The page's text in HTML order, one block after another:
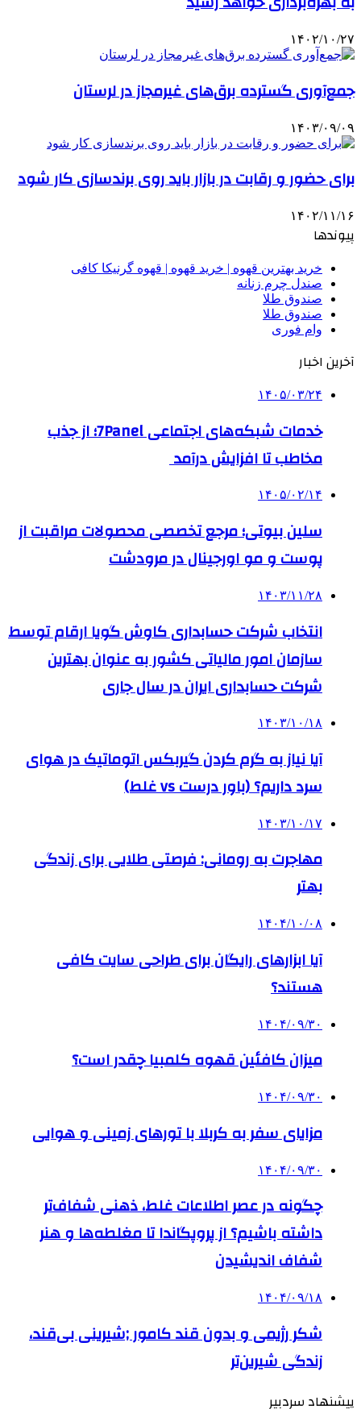
۱۴۰۲/۱۰/۲۷
جمع‌آوری گسترده برق‌های غیرمجاز در لرستان
۱۴۰۳/۰۹/۰۹
برای حضور و رقابت در بازار باید روی برندسازی کار شود
۱۴۰۲/۱۱/۱۶
پیوندها
خرید بهترین قهوه | خرید قهوه | قهوه گرنیکا کافی
صندل چرم زنانه
صندوق طلا
صندوق طلا
وام فوری
آخرین اخبار
۱۴۰۵/۰۳/۲۴
خدمات شبکه‌های اجتماعی 7Panel؛ از جذب
مخاطب تا افزایش درآمد
۱۴۰۵/۰۲/۱۴
سلین بیوتی؛ مرجع تخصصی محصولات مراقبت از
پوست و مو اورجینال در مرودشت
۱۴۰۳/۱۱/۲۸
انتخاب شرکت حسابداری کاوش گویا ارقام توسط
سازمان امور مالیاتی کشور به عنوان بهترین
شرکت حسابداری ایران در سال جاری
۱۴۰۳/۱۰/۱۸
آیا نیاز به گرم کردن گیربکس اتوماتیک در هوای
سرد داریم؟ (باور درست vs غلط)
۱۴۰۳/۱۰/۱۷
مهاجرت به رومانی: فرصتی طلایی برای زندگی
بهتر
۱۴۰۴/۱۰/۰۸
آیا ابزارهای رایگان برای طراحی سایت کافی
هستند؟
۱۴۰۴/۰۹/۳۰
میزان کافئین قهوه کلمبیا چقدر است؟
۱۴۰۴/۰۹/۳۰
مزایای سفر به کربلا با تورهای زمینی و هوایی
۱۴۰۴/۰۹/۳۰
چگونه در عصر اطلاعات غلط، ذهنی شفاف‌تر
داشته باشیم؟ از پروپگاندا تا مغلطه‌ها و هنر
شفاف اندیشیدن
۱۴۰۴/۰۹/۱۸
شکر رژیمی و بدون قند کامور ;شیرینی بی‌قند،
زندگی شیرین‌تر
پیشنهاد سردبیر